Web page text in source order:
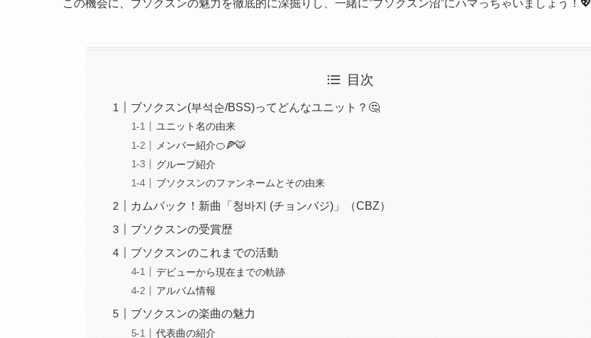
この機会に、ブソクスンの魅力を徹底的に深掘りし、一緒に”ブソクスン沼”にハマっちゃいましょう！💖
目次
ブソクスン(부석순/BSS)ってどんなユニット？🤔
ユニット名の由来
メンバー紹介🍊🍕🐯
グループ紹介
ブソクスンのファンネームとその由来
カムバック！新曲「청바지 (チョンバジ)」（CBZ）
ブソクスンの受賞歴
ブソクスンのこれまでの活動
デビューから現在までの軌跡
アルバム情報
ブソクスンの楽曲の魅力
代表曲の紹介